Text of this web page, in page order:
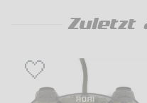
Zuletzt